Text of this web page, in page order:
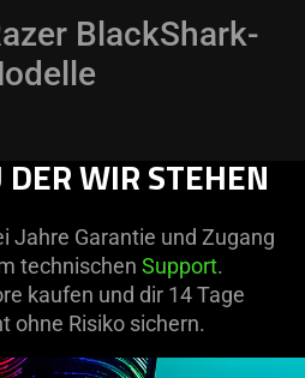
BlackShark-
WIR STEHEN
Jahre Garantie und Zugang
technischen Support.
kaufen und dir 14 Tage
ohne Risiko sichern.